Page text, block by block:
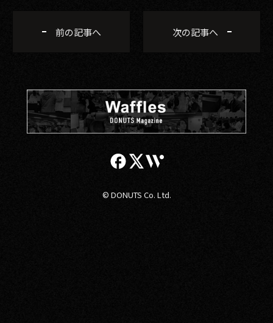
前の記事へ 次の記事へ
© DONUTS Co. Ltd.